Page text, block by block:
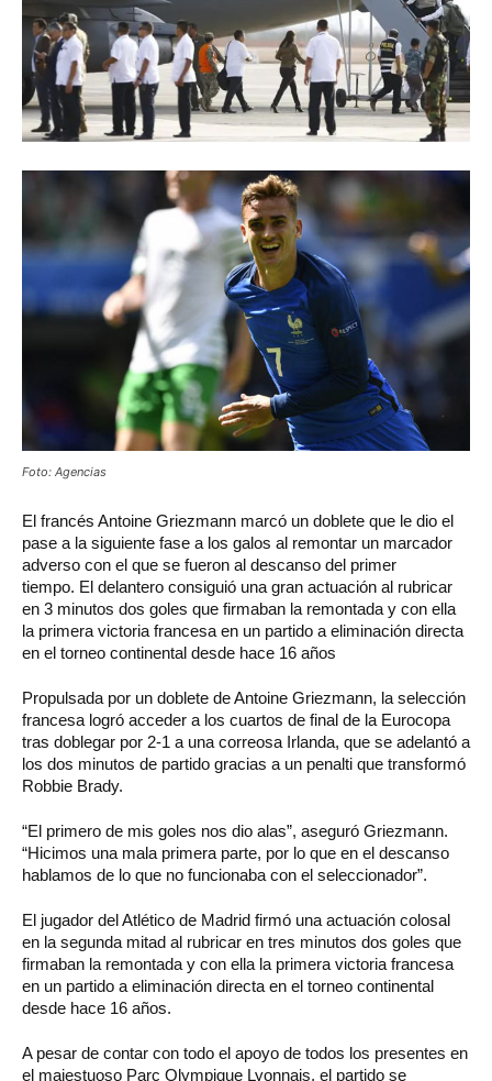
Foto: Agencias
El francés Antoine Griezmann marcó un doblete que le dio el
pase a la siguiente fase a los galos al remontar un marcador
adverso con el que se fueron al descanso del primer
tiempo. El delantero consiguió una gran actuación al rubricar
en 3 minutos dos goles que firmaban la remontada y con ella
la primera victoria francesa en un partido a eliminación directa
en el torneo continental desde hace 16 años
Propulsada por un doblete de Antoine Griezmann, la selección
francesa logró acceder a los cuartos de final de la Eurocopa
tras doblegar por 2-1 a una correosa Irlanda, que se adelantó a
los dos minutos de partido gracias a un penalti que transformó
Robbie Brady.
“El primero de mis goles nos dio alas”, aseguró Griezmann.
“Hicimos una mala primera parte, por lo que en el descanso
hablamos de lo que no funcionaba con el seleccionador”.
El jugador del Atlético de Madrid firmó una actuación colosal
en la segunda mitad al rubricar en tres minutos dos goles que
firmaban la remontada y con ella la primera victoria francesa
en un partido a eliminación directa en el torneo continental
desde hace 16 años.
A pesar de contar con todo el apoyo de todos los presentes en
el majestuoso Parc Olympique Lyonnais, el partido se